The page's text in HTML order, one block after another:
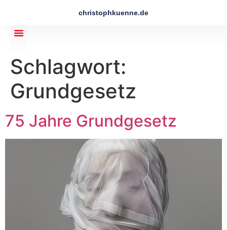
christophkuenne.de
Schlagwort:
Grundgesetz
75 Jahre Grundgesetz